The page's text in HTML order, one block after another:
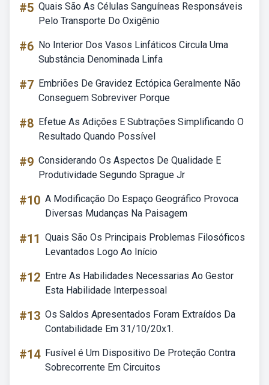
#5 Quais São As Células Sanguíneas Responsáveis
Pelo Transporte Do Oxigênio
#6 No Interior Dos Vasos Linfáticos Circula Uma
Substância Denominada Linfa
#7 Embriões De Gravidez Ectópica Geralmente Não
Conseguem Sobreviver Porque
#8 Efetue As Adições E Subtrações Simplificando O
Resultado Quando Possível
#9 Considerando Os Aspectos De Qualidade E
Produtividade Segundo Sprague Jr
#10 A Modificação Do Espaço Geográfico Provoca
Diversas Mudanças Na Paisagem
#11 Quais São Os Principais Problemas Filosóficos
Levantados Logo Ao Início
#12 Entre As Habilidades Necessarias Ao Gestor
Esta Habilidade Interpessoal
#13 Os Saldos Apresentados Foram Extraídos Da
Contabilidade Em 31/10/20x1.
#14 Fusível é Um Dispositivo De Proteção Contra
Sobrecorrente Em Circuitos